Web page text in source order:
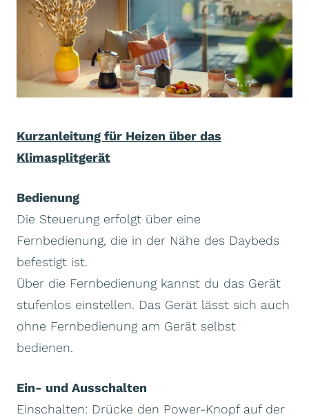
Kurzanleitung für Heizen über das
Klimasplitgerät
Bedienung
Die Steuerung erfolgt über eine
Fernbedienung, die in der Nähe des Daybeds
befestigt ist.
Über die Fernbedienung kannst du das Gerät
stufenlos einstellen. Das Gerät lässt sich auch
ohne Fernbedienung am Gerät selbst
bedienen.
Ein- und Ausschalten
Einschalten: Drücke den Power-Knopf auf der